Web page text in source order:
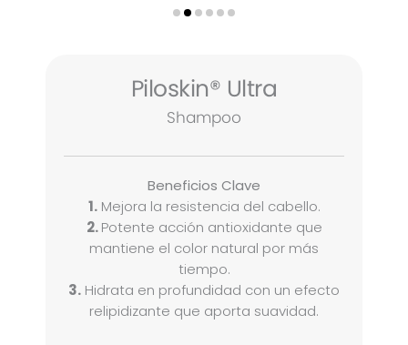
Piloskin® Ultra
Shampoo
Beneficios Clave
1.Mejora la resistencia del cabello.
2.Potente acción antioxidante que
mantiene el color natural por más
tiempo.
3. Hidrata en profundidad con un efecto
relipidizante que aporta suavidad.